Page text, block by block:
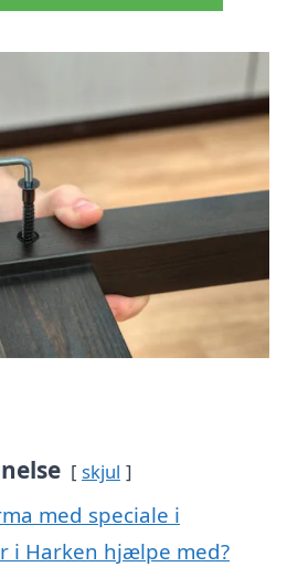
skjul
med speciale i
i Harken hjælpe med?